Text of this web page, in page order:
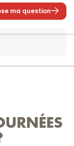
ma question